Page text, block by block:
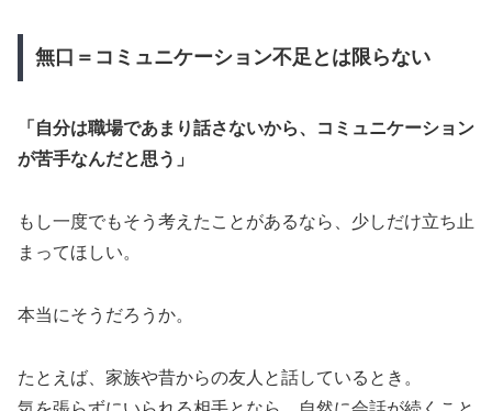
無口＝コミュニケーション不足とは限らない
「自分は職場であまり話さないから、コミュニケーション
が苦手なんだと思う」
もし一度でもそう考えたことがあるなら、少しだけ立ち止
まってほしい。
本当にそうだろうか。
たとえば、家族や昔からの友人と話しているとき。